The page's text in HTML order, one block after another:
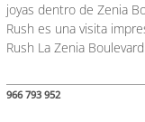
joyas dentro de Zenia
Rush es una visita
Rush La Zenia
966 793 952